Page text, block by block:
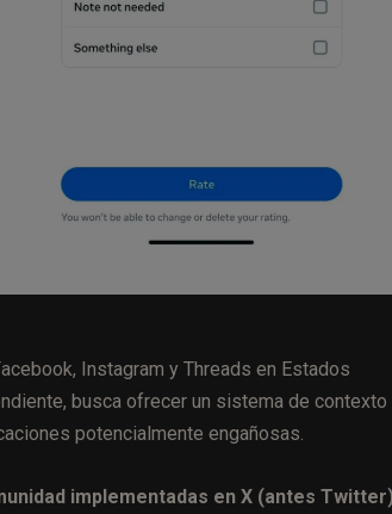
Instagram y Threads en Estados
busca ofrecer un sistema de contexto
potencialmente engañosas.
implementadas en X (antes